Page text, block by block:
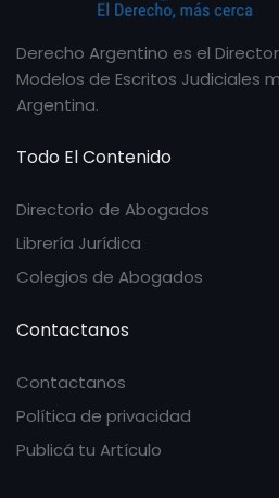
Derecho Argentino es el
Modelos de Escritos Judiciales
Argentina.
Todo El Contenido
Directorio de Abogados
Librería Jurídica
Colegios de Abogados
Contactanos
Contactanos
Política de privacidad
Publicá tu Artículo